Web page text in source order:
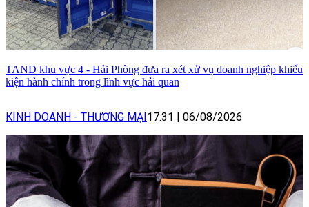
TAND khu vực 4 - Hải Phòng đưa ra xét xử vụ doanh nghiệp khiếu
kiện hành chính trong lĩnh vực hải quan
KINH DOANH - THƯƠNG MẠI 17:31 06/08/2026